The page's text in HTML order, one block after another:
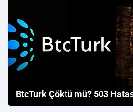
BtcTurk Çöktü mü? 503